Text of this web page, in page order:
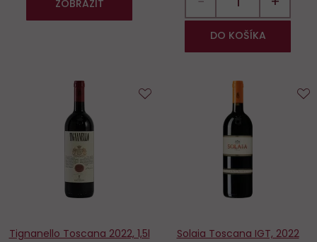
ZOBRAZIT
DO KOŠÍKA
Tignanello Toscana 2022, 1,5l Solaia Toscana IGT, 2022